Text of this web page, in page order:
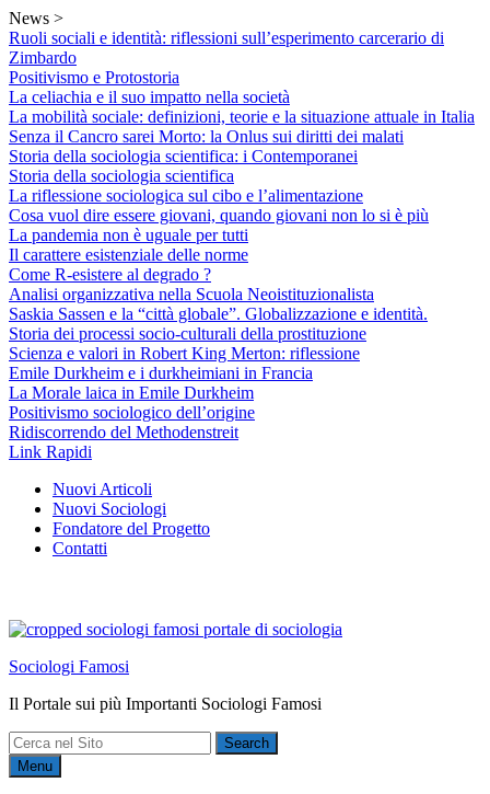
Skip
to
content
News >
Ruoli sociali e identità: riflessioni sull’esperimento carcerario di
Zimbardo
Positivismo e Protostoria
La celiachia e il suo impatto nella società
La mobilità sociale: definizioni, teorie e la situazione attuale in Italia
Senza il Cancro sarei Morto: la Onlus sui diritti dei malati
Storia della sociologia scientifica: i Contemporanei
Storia della sociologia scientifica
La riflessione sociologica sul cibo e l’alimentazione
Cosa vuol dire essere giovani, quando giovani non lo si è più
La pandemia non è uguale per tutti
Il carattere esistenziale delle norme
Come R-esistere al degrado ?
Analisi organizzativa nella Scuola Neoistituzionalista
Saskia Sassen e la “città globale”. Globalizzazione e identità.
Storia dei processi socio-culturali della prostituzione
Scienza e valori in Robert King Merton: riflessione
Emile Durkheim e i durkheimiani in Francia
La Morale laica in Emile Durkheim
Positivismo sociologico dell’origine
Ridiscorrendo del Methodenstreit
Link Rapidi
Nuovi Articoli
Nuovi Sociologi
Fondatore del Progetto
Contatti
Sociologi Famosi
Il Portale sui più Importanti Sociologi Famosi
Search
for:Menu